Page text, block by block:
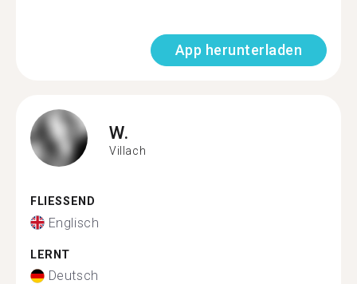
App herunterladen
W.
Villach
FLIESSEND
Englisch
LERNT
Deutsch